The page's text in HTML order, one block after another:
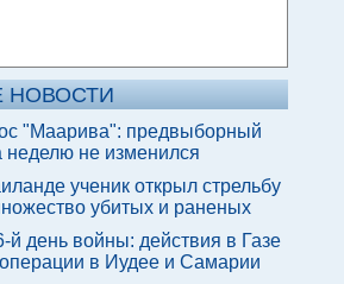
НОВОСТИ
"Mаарива": предвыборный
неделю не изменился
ученик открыл стрельбу
убитых и раненых
й день войны: действия в Газе
в Иудее и Самарии